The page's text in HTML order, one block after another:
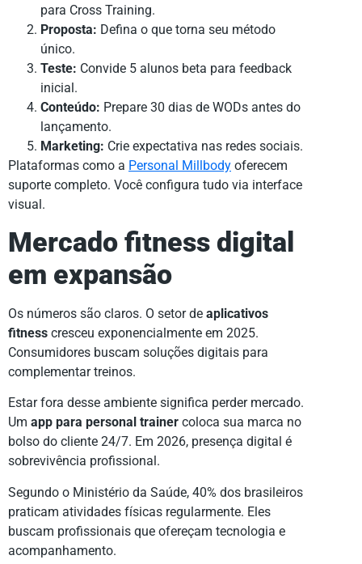
para Cross Training.
Proposta: Defina o que torna seu método
único.
Teste: Convide 5 alunos beta para feedback
inicial.
Conteúdo: Prepare 30 dias de WODs antes do
lançamento.
Marketing: Crie expectativa nas redes sociais.
Plataformas como a Personal Millbody oferecem
suporte completo. Você configura tudo via interface
visual.
Mercado fitness digital
em expansão
Os números são claros. O setor de aplicativos
fitness cresceu exponencialmente em 2025.
Consumidores buscam soluções digitais para
complementar treinos.
Estar fora desse ambiente significa perder mercado.
Um app para personal trainer coloca sua marca no
bolso do cliente 24/7. Em 2026, presença digital é
sobrevivência profissional.
Segundo o Ministério da Saúde, 40% dos brasileiros
praticam atividades físicas regularmente. Eles
buscam profissionais que ofereçam tecnologia e
acompanhamento.